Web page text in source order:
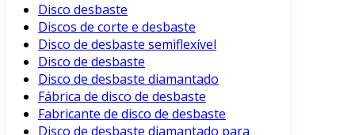
Disco desbaste
Discos de corte e desbaste
Disco de desbaste semiflexível
Disco de desbaste
Disco de desbaste diamantado
Fábrica de disco de desbaste
Fabricante de disco de desbaste
Disco de desbaste diamantado para